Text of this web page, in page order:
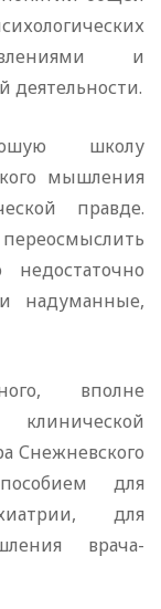
и
деятельности.
школу
мышления
правде.
надуманные,
вполне
клинической
Снежневского
для
для
врача-